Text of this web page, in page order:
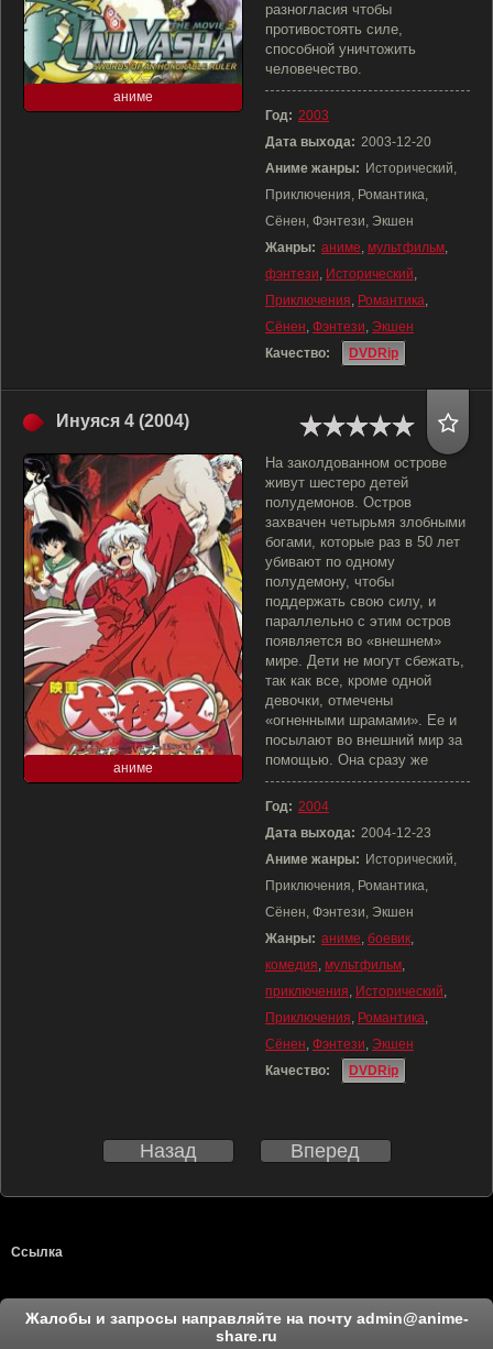
аниме
разногласия чтобы
противостоять силе,
способной уничтожить
человечество.
Год: 2003
Дата выхода: 2003-12-20
Аниме жанры: Исторический,
Приключения, Романтика,
Сёнен, Фэнтези, Экшен
Жанры: аниме, мультфильм,
фэнтези, Исторический,
Приключения, Романтика,
Сёнен, Фэнтези, Экшен
Качество:
DVDRip
Инуяся 4 (2004)
аниме
На заколдованном острове
живут шестеро детей
полудемонов. Остров
захвачен четырьмя злобными
богами, которые раз в 50 лет
убивают по одному
полудемону, чтобы
поддержать свою силу, и
параллельно с этим остров
появляется во «внешнем»
мире. Дети не могут сбежать,
так как все, кроме одной
девочки, отмечены
«огненными шрамами». Ее и
посылают во внешний мир за
помощью. Она сразу же
Год: 2004
Дата выхода: 2004-12-23
Аниме жанры: Исторический,
Приключения, Романтика,
Сёнен, Фэнтези, Экшен
Жанры: аниме, боевик,
комедия, мультфильм,
приключения, Исторический,
Приключения, Романтика,
Сёнен, Фэнтези, Экшен
Качество:
DVDRip
Назад Вперед
Ссылка
Жалобы и запросы направляйте на почту admin@anime-
share.ru